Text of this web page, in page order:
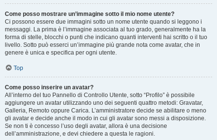
Come posso mostrare un’immagine sotto il mio nome utente?
Ci possono essere due immagini sotto un nome utente quando si leggono i
messaggi. La prima è l’immagine associata al tuo grado, generalmente ha la
forma di stelle, blocchi o punti che indicano quanti interventi hai scritto o il tuo
livello. Sotto può esserci un’immagine più grande nota come avatar, che in
genere è unica e specifica per ogni utente.
Top
Come posso inserire un avatar?
All’interno del tuo Pannello di Controllo Utente, sotto “Profilo” è possibile
aggiungere un avatar utilizzando uno dei seguenti quattro metodi: Gravatar,
Galleria, Remoto oppure Carica. L’amministratore decide se abilitare o meno
gli avatar e decide anche il modo in cui gli avatar sono messi a disposizione.
Se non ti è concesso l’uso degli avatar, allora è una decisione
dell’amministrazione, e devi chiedere a questa le ragioni.